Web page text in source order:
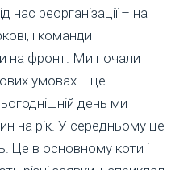
нас реорганізації – на
і команди
на фронт. Ми почали
умовах. І це
день ми
на рік. У середньому це
Це в основному коти і